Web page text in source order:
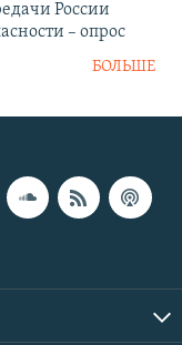
России
– опрос
БОЛЬШЕ